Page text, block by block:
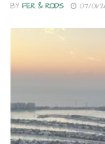
BY FER & RODS 07/01/